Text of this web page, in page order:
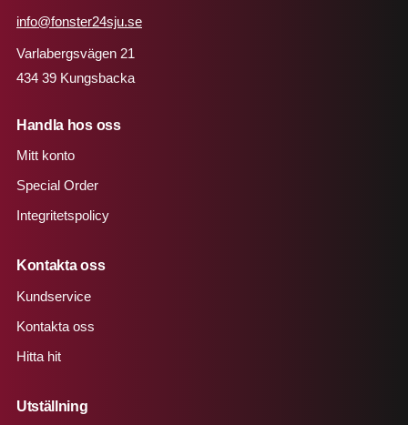
info@fonster24sju.se
Varlabergsvägen 21
434 39 Kungsbacka
Handla hos oss
Mitt konto
Special Order
Integritetspolicy
Kontakta oss
Kundservice
Kontakta oss
Hitta hit
Utställning